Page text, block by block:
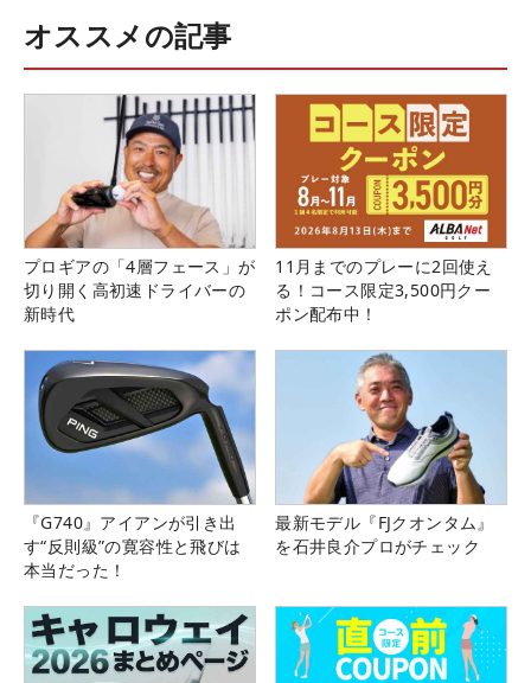
オススメの記事
プロギアの「4層フェース」が
切り開く高初速ドライバーの
新時代
11月までのプレーに2回使え
る！コース限定3,500円クー
ポン配布中！
『G740』アイアンが引き出
す“反則級”の寛容性と飛びは
本当だった！
最新モデル『FJクオンタム』
を石井良介プロがチェック